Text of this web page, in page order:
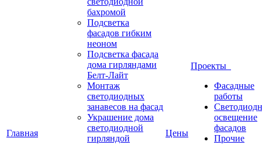
Главная
бахромой
Подсветка
фасадов гибким
неоном
Подсветка фасада
дома гирляндами
Белт-Лайт
Монтаж
светодиодных
занавесов на фасад
Украшение дома
светодиодной
гирляндой
Цены
Проекты
Фасадные
работы
освещение
фасадов
Прочие